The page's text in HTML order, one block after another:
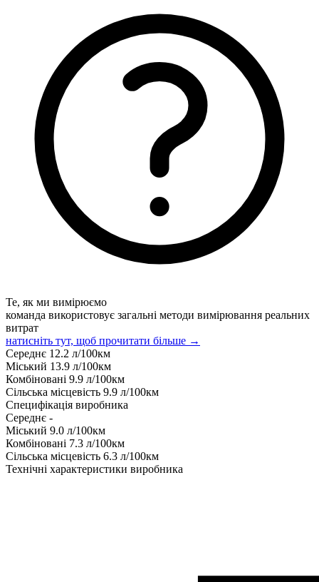
Те, як ми вимірюємо
команда використовує загальні методи вимірювання реальних
витрат
натисніть тут, щоб прочитати більше →
Середнє 12.2 л/100км
Міський 13.9 л/100км
Комбіновані 9.9 л/100км
Сільська місцевість 9.9 л/100км
Специфікація виробника
Середнє -
Міський 9.0 л/100км
Комбіновані 7.3 л/100км
Сільська місцевість 6.3 л/100км
Технічні характеристики виробника